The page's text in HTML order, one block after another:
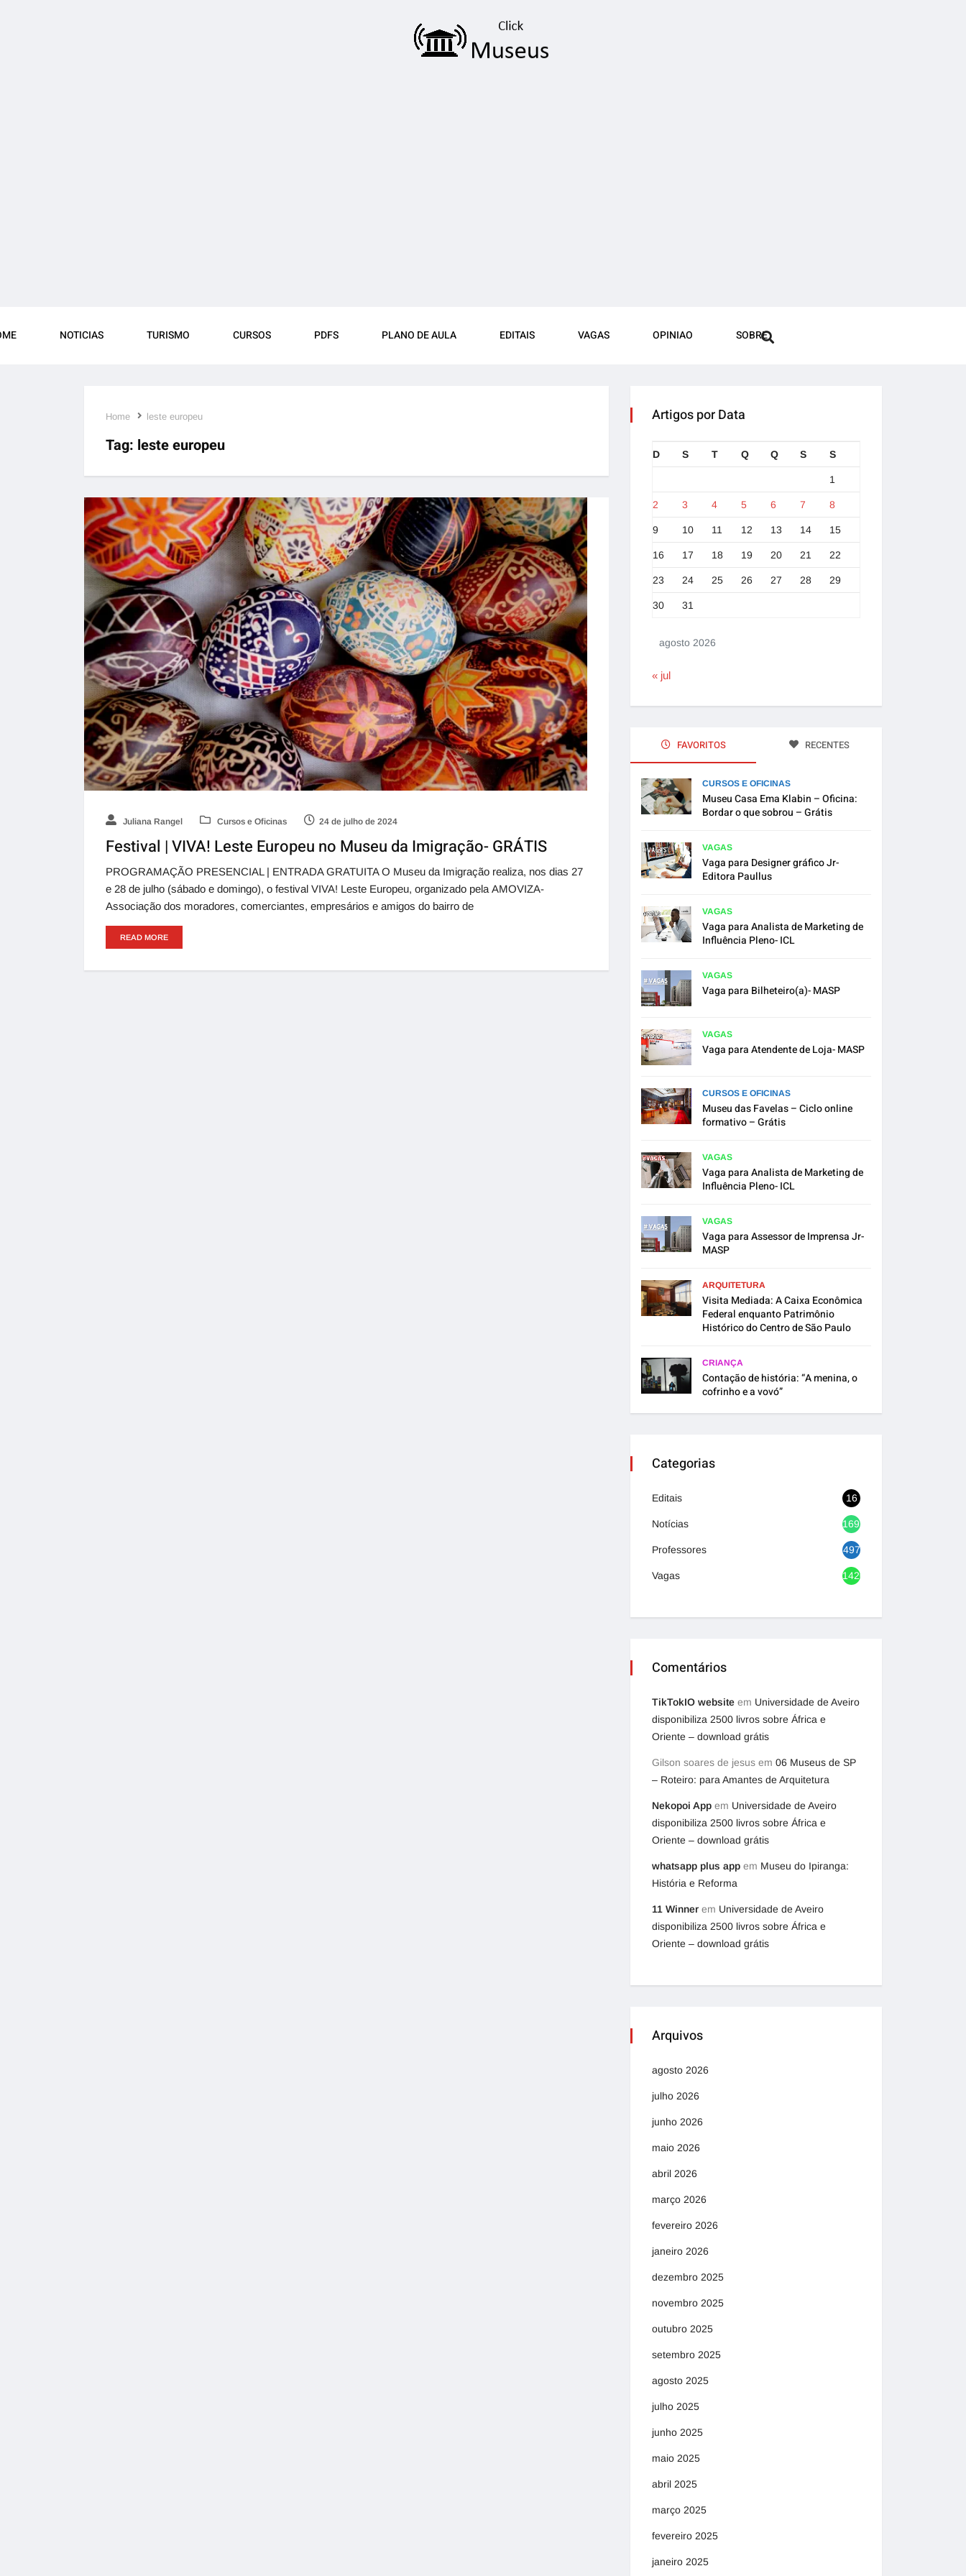
NOTICIAS TURISMO CURSOS PDFS PLANO DE AULA EDITAIS VAGAS OPINIAO SOBRE
Home leste europeu
Tag: leste europeu
Juliana Rangel Cursos e Oficinas 24 de julho de 2024
Festival | VIVA! Leste Europeu no Museu da Imigração- GRÁTIS
PROGRAMAÇÃO PRESENCIAL | ENTRADA GRATUITA O Museu da Imigração realiza, nos dias 27
e 28 de julho (sábado e domingo), o festival VIVA! Leste Europeu, organizado pela AMOVIZA-
Associação dos moradores, comerciantes, empresários e amigos do bairro de
READ MORE
Artigos por Data
agosto 2026
D S T Q Q S S
1
2 3 4 5 6 7 8
9 10 11 12 13 14 15
16 17 18 19 20 21 22
23 24 25 26 27 28 29
30 31
« jul
FAVORITOS RECENTES
CURSOS E OFICINAS
Museu Casa Ema Klabin – Oficina:
Bordar o que sobrou – Grátis
VAGAS
Vaga para Designer gráfico Jr-
Editora Paullus
VAGAS
Vaga para Analista de Marketing de
Influência Pleno- ICL
VAGAS
Vaga para Bilheteiro(a)- MASP
VAGAS
Vaga para Atendente de Loja- MASP
CURSOS E OFICINAS
Museu das Favelas – Ciclo online
formativo – Grátis
VAGAS
Vaga para Analista de Marketing de
Influência Pleno- ICL
VAGAS
Vaga para Assessor de Imprensa Jr-
MASP
ARQUITETURA
Visita Mediada: A Caixa Econômica
Federal enquanto Patrimônio
Histórico do Centro de São Paulo
CRIANÇA
Contação de história: “A menina, o
cofrinho e a vovó”
Categorias
Editais 16
Notícias 1692
Professores 497
Vagas 1420
Comentários
TikTokIO website em Universidade de Aveiro
disponibiliza 2500 livros sobre África e
Oriente – download grátis
Gilson soares de jesus em 06 Museus de SP
– Roteiro: para Amantes de Arquitetura
Nekopoi App em Universidade de Aveiro
disponibiliza 2500 livros sobre África e
Oriente – download grátis
whatsapp plus app em Museu do Ipiranga:
História e Reforma
11 Winner em Universidade de Aveiro
disponibiliza 2500 livros sobre África e
Oriente – download grátis
Arquivos
agosto 2026
julho 2026
junho 2026
maio 2026
abril 2026
março 2026
fevereiro 2026
janeiro 2026
dezembro 2025
novembro 2025
outubro 2025
setembro 2025
agosto 2025
julho 2025
junho 2025
maio 2025
abril 2025
março 2025
fevereiro 2025
janeiro 2025